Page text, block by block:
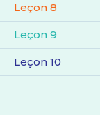
Leçon 8
Leçon 9
Leçon 10